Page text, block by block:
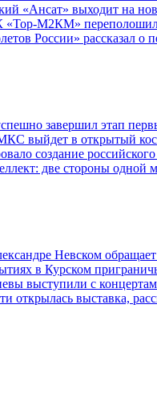
«Ансат» выходит на
«Тор-М2КМ»
России» рассказал
завершил этап
выйдет в открытый
создание
две стороны одной
Невском
в Курском
выступили с
открылась выставка,